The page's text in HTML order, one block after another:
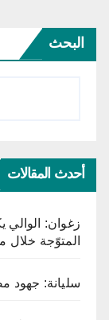
البحث
أحدث المقالات
زغوان: الوالي
المتوّجة خلال موسم
سليانة: جهود